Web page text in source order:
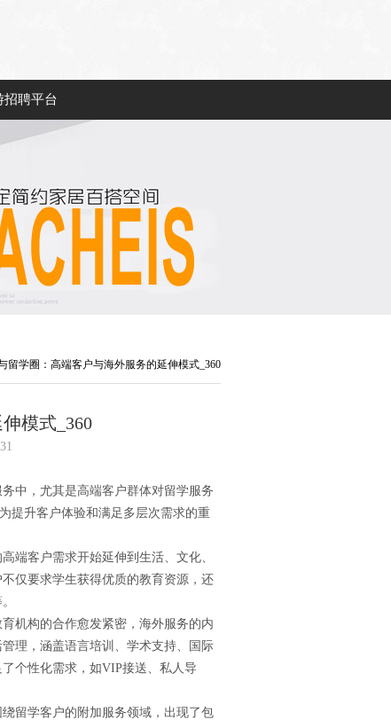
招聘平台
留学圈：高端客户与海外服务的延伸模式_360
模式_360
中，尤其是高端客户群体对留学服务
提升客户体验和满足多层次需求的重
端客户需求开始延伸到生活、文化、
仅要求学生获得优质的教育资源，还
机构的合作愈发紧密，海外服务的内
理，涵盖语言培训、学术支持、国际
个性化需求，如VIP接送、私人导
留学客户的附加服务领域，出现了包